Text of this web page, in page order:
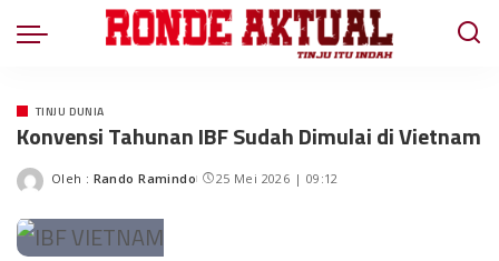
TINJU DUNIA
Konvensi Tahunan IBF Sudah Dimulai di Vietnam
Oleh : Rando Ramindo 25 Mei 2026 | 09:12